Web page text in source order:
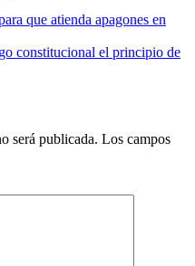
que atienda apagones en
constitucional el principio de
será publicada. Los campos